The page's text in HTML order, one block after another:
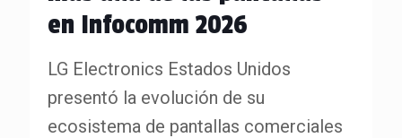
en Infocomm 2026
LG Electronics Estados Unidos
presentó la evolución de su
ecosistema de pantallas comerciales